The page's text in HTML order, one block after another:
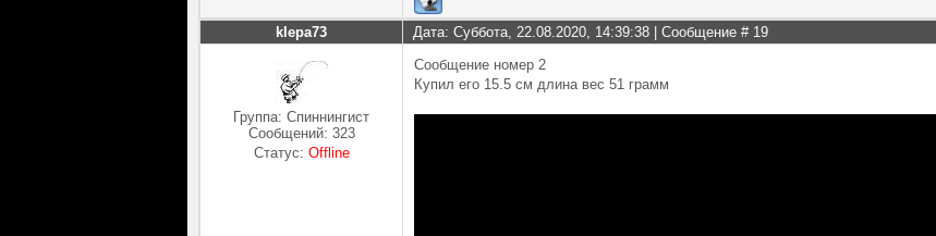
klepa73 Дата: Суббота, 22.08.2020, 14:39:38 | Сообщение # 19
Группа: Спиннингист
Сообщений: 323
Статус: Offline
Сообщение номер 2
Купил его 15.5 см длина вес 51 грамм